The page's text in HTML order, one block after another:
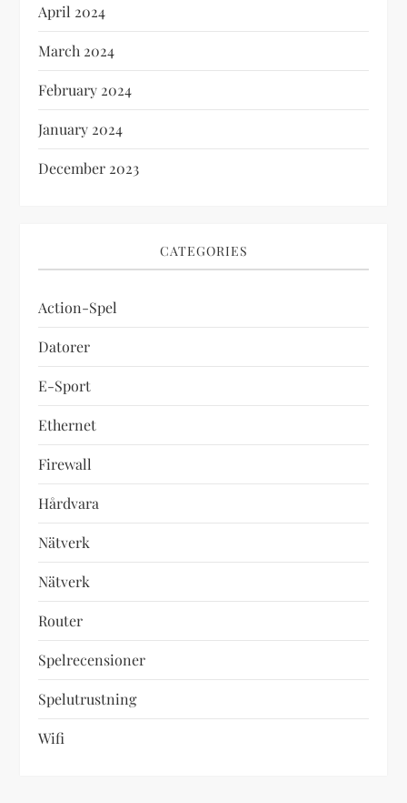
April 2024
March 2024
February 2024
January 2024
December 2023
CATEGORIES
Action-Spel
Datorer
E-Sport
Ethernet
Firewall
Hårdvara
Nätverk
Nätverk
Router
Spelrecensioner
Spelutrustning
Wifi